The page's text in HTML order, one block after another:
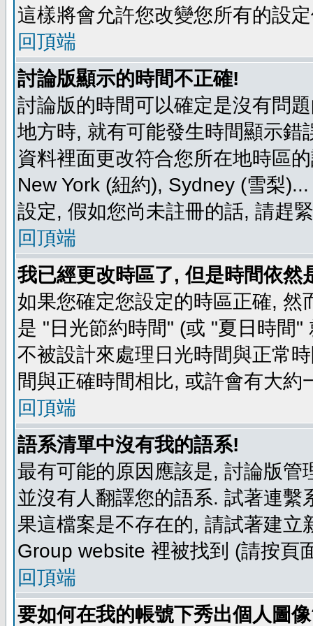
這樣將會允許您改變您所有的設
回頂端
討論版顯示的時間不正確!
討論版的時間可以確定是沒有問
地方時, 就有可能發生時間顯示
資料裡面更改符合您所在地時區
New York (紐約), Sydney (雪梨
設定, 假如您尚未註冊的話, 請趕
回頂端
我已經更改時區了, 但是時間依然
如果您確定您設定的時區正確,
是 "日光節約時間" (或 "夏日時間
不被設計來處理日光時間與正常
間與正確時間相比, 或許會有大約
回頂端
語系清單中沒有我的語系!
最有可能的原因應該是, 討論版
並沒有人翻譯您的語系. 試著連
果這檔案是不存在的, 請試著建
Group website 裡被找到 (請按頁
回頂端
要如何在我的帳號下秀出個人圖